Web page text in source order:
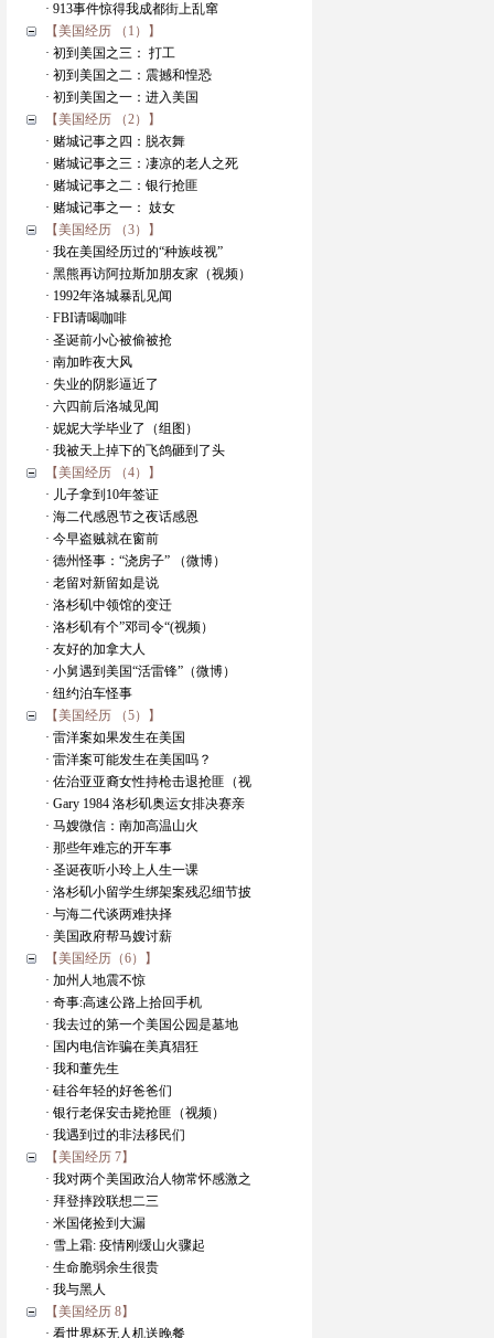
· 913事件惊得我成都街上乱窜
【美国经历 （1）】
· 初到美国之三： 打工
· 初到美国之二：震撼和惶恐
· 初到美国之一：进入美国
【美国经历 （2）】
· 赌城记事之四：脱衣舞
· 赌城记事之三：凄凉的老人之死
· 赌城记事之二：银行抢匪
· 赌城记事之一： 妓女
【美国经历 （3）】
· 我在美国经历过的“种族歧视”
· 黑熊再访阿拉斯加朋友家（视频）
· 1992年洛城暴乱见闻
· FBI请喝咖啡
· 圣诞前小心被偷被抢
· 南加昨夜大风
· 失业的阴影逼近了
· 六四前后洛城见闻
· 妮妮大学毕业了（组图）
· 我被天上掉下的飞鸽砸到了头
【美国经历 （4）】
· 儿子拿到10年签证
· 海二代感恩节之夜话感恩
· 今早盗贼就在窗前
· 德州怪事：“浇房子” （微博）
· 老留对新留如是说
· 洛杉矶中领馆的变迁
· 洛杉矶有个”邓司令“(视频）
· 友好的加拿大人
· 小舅遇到美国“活雷锋”（微博）
· 纽约泊车怪事
【美国经历 （5）】
· 雷洋案如果发生在美国
· 雷洋案可能发生在美国吗？
· 佐治亚亚裔女性持枪击退抢匪（视
· Gary 1984 洛杉矶奥运女排决赛亲
· 马嫂微信：南加高温山火
· 那些年难忘的开车事
· 圣诞夜听小玲上人生一课
· 洛杉矶小留学生绑架案残忍细节披
· 与海二代谈两难抉择
· 美国政府帮马嫂讨薪
【美国经历（6）】
· 加州人地震不惊
· 奇事:高速公路上拾回手机
· 我去过的第一个美国公园是墓地
· 国内电信诈骗在美真猖狂
· 我和董先生
· 硅谷年轻的好爸爸们
· 银行老保安击毙抢匪（视频）
· 我遇到过的非法移民们
【美国经历 7】
· 我对两个美国政治人物常怀感激之
· 拜登摔跤联想二三
· 米国佬捡到大漏
· 雪上霜: 疫情刚缓山火骤起
· 生命脆弱余生很贵
· 我与黑人
【美国经历 8】
· 看世界杯无人机送晚餐